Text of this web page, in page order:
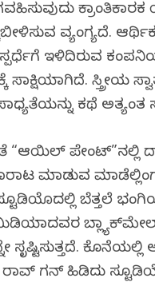
ವ್ಯಂಗ್ಯವಿದೆ.
ಇಳಿದಿರುವ
ಸ್ತ್ರೀಯ
ಕಥೆ ಅತ್ಯಂತ
ಪೇಂಟ್”ನಲ್ಲಿ
ಮಾಡುವ ಮಾಡೆಲ್ಲಿಂಗ್
ಬೆತ್ತಲೆ
ಬ್ಲ್ಯಾಕ್‌ಮೇಲ್,
ಸೃಷ್ಟಿಸುತ್ತದೆ. ಕೊನೆಯಲ್ಲಿ
ಗನ್ ಹಿಡಿದು